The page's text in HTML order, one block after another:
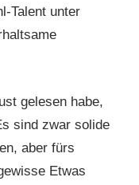
Talent unter
gelesen habe,
sind zwar solide
aber fürs
Etwas